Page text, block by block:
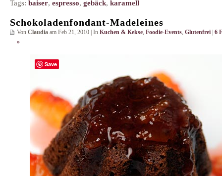
Tags: baiser, espresso, gebäck, karamell
Schokoladenfondant-Madeleines
Von Claudia am Feb 21, 2010 | In Kuchen & Kekse, Foodie-Events, Glutenfrei 6
»
Save